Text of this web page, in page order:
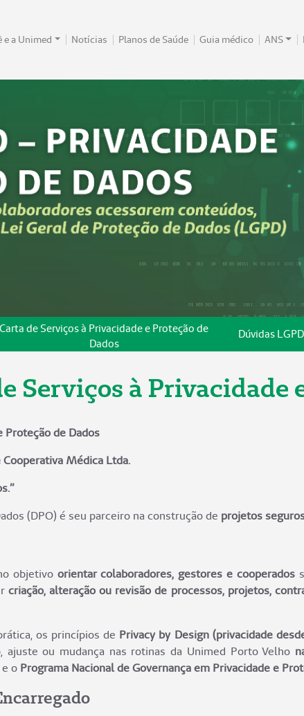
e a Unimed Notícias Planos de Saúde Guia médico ANS
Carta de Serviços à Privacidade e Proteção de
Dados
Dúvidas
Serviços à Privacidade
Proteção de Dados
Médica Ltda.
(DPO) é seu parceiro na construção de projetos
objetivo orientar colaboradores, gestores e cooperados
criação, alteração ou revisão de processos, projetos,
os princípios de Privacy by Design (privacidade
ajuste ou mudança nas rotinas da Unimed Porto Velho
e o Programa Nacional de Governança em Privacidade e